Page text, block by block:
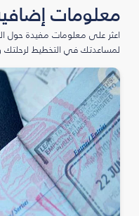
معلومات
اعثر على معلومات مفيدة حول
لمساعدتك في التخطيط لرحلتك